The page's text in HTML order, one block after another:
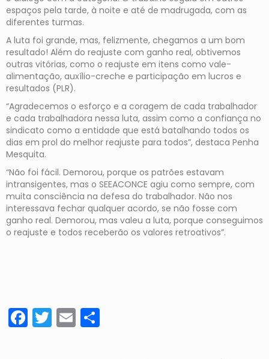
espaços pela tarde, à noite e até de madrugada, com as
diferentes turmas.
A luta foi grande, mas, felizmente, chegamos a um bom
resultado! Além do reajuste com ganho real, obtivemos
outras vitórias, como o reajuste em itens como vale-
alimentação, auxílio-creche e participação em lucros e
resultados (PLR).
“Agradecemos o esforço e a coragem de cada trabalhador
e cada trabalhadora nessa luta, assim como a confiança no
sindicato como a entidade que está batalhando todos os
dias em prol do melhor reajuste para todos”, destaca Penha
Mesquita.
“Não foi fácil. Demorou, porque os patrões estavam
intransigentes, mas o SEEACONCE agiu como sempre, com
muita consciência na defesa do trabalhador. Não nos
interessava fechar qualquer acordo, se não fosse com
ganho real. Demorou, mas valeu a luta, porque conseguimos
o reajuste e todos receberão os valores retroativos”.
Facebook
Twitter
Email